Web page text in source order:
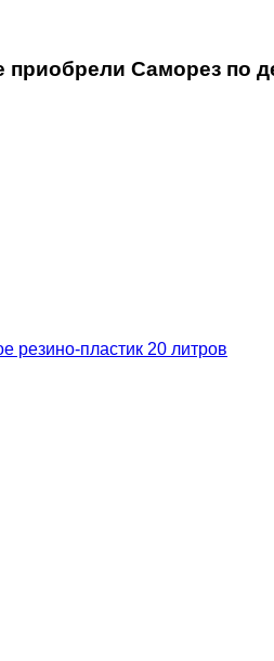
приобрели Саморез по
резино-пластик 20 литров